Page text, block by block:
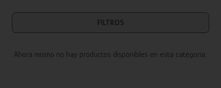
FILTROS
Ahora mismo no hay productos disponibles en esta categoría.